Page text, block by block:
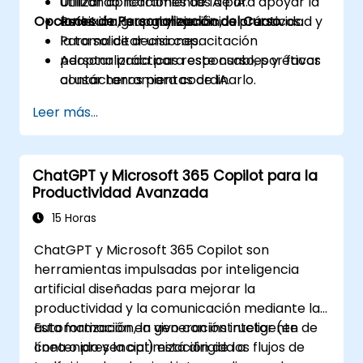
escritura, la organización, la creatividad y
la toma de decisiones.
Adoptar prácticas responsables y éticas
al usar herramientas de IA.
Reflexión grupal y ejercicios prácticos.
Opciones de Personalización del Curso
Para solicitar una capacitación
personalizada para este curso, por favor
contáctanos para coordinarlo.
Leer más...
ChatGPT y Microsoft 365 Copilot para la
Productividad Avanzada
15 Horas
ChatGPT y Microsoft 365 Copilot son
herramientas impulsadas por inteligencia
artificial diseñadas para mejorar la
productividad y la comunicación mediante la
automatización, la generación inteligente de
contenido y la optimización de los flujos de
Esta formación en vivo con instructor (en
línea o presencial) está dirigida a